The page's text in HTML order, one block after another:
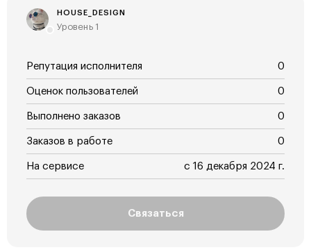
HOUSE_DESIGN
Уровень 1
Репутация исполнителя 0
Оценок пользователей 0
Выполнено заказов 0
Заказов в работе 0
На сервисе с 16 декабря 2024 г.
Связаться